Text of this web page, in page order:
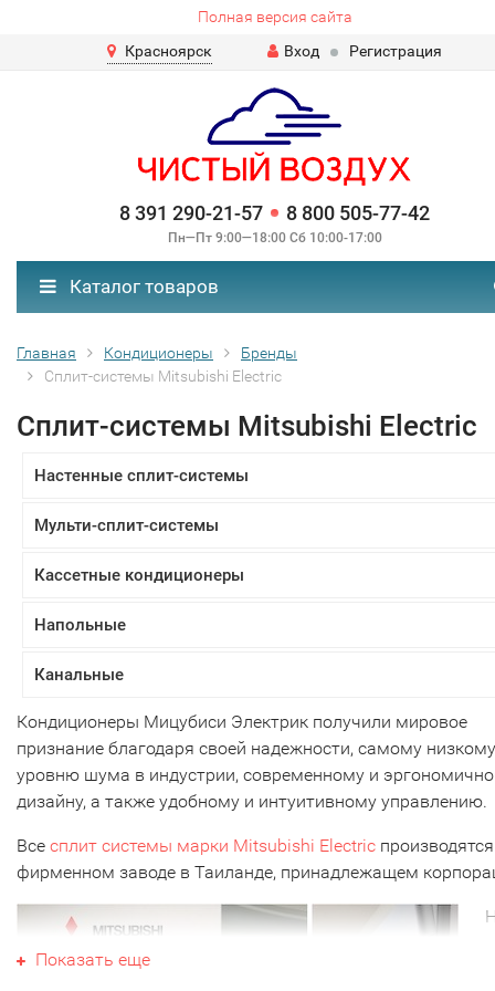
Полная версия сайта
Красноярск
Вход Регистрация
8 391 290-21-57 8 800 505-77-42
Пн—Пт 9:00—18:00 Сб 10:00-17:00
Каталог товаров
Главная Кондиционеры
Бренды
Сплит-системы Mitsubishi Electric
Сплит-системы Mitsubishi Electric
Настенные сплит-системы
Мульти-сплит-системы
Кассетные кондиционеры
Напольные
Канальные
Кондиционеры Мицубиси Электрик получили мировое
признание благодаря своей надежности, самому низкому
уровню шума в индустрии, современному и
дизайну, а также удобному и интуитивному управлению.
Все сплит системы марки Mitsubishi Electric
фирменном заводе в Таиланде, принадлежащем
Показать еще